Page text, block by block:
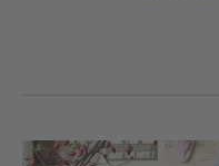
Video abspielen